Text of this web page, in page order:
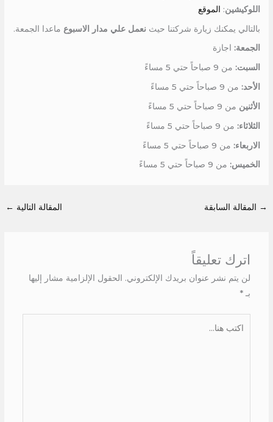
اللوكيشين: الموقع
بالتالي يمكنك زيارة شركتنا حيثنعمل علي مدار الاسبوع ماعدا الجمعة.
الجمعة: اجازة
السبت: من 9 صباحاً حتي 5 مساءً
الأحد: من 9 صباحاً حتي 5 مساءً
الأثنين من 9 صباحاً حتي 5 مساءً
الثلاثاء: من 9 صباحاً حتي 5 مساءً
الاربعاء: من 9 صباحاً حتي 5 مساءً
الخميس: من 9 صباحاً حتي 5 مساءً
→ المقالة السابقة المقالة التالية ←
اترك تعليقاً
لن يتم نشر عنوان بريدك الإلكتروني. الحقول الإلزامية مشار إليها
بـ *